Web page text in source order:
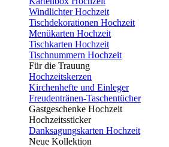
Windlichter Hochzeit
Tischdekorationen Hochzeit
Menükarten Hochzeit
Tischkarten Hochzeit
Tischnummern Hochzeit
Für die Trauung
Hochzeitskerzen
Kirchenhefte und Einleger
Freudentränen-Taschentücher
Gastgeschenke Hochzeit
Hochzeitssticker
Danksagungskarten Hochzeit
Neue Kollektion